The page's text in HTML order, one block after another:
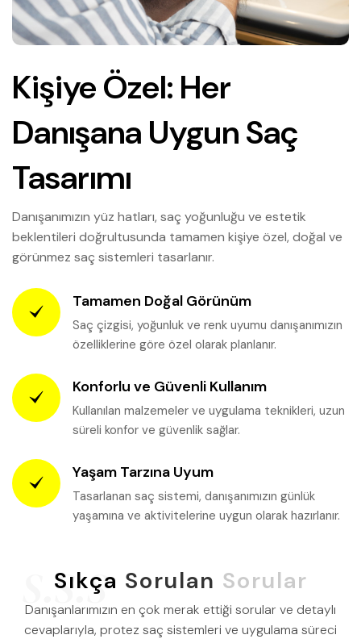
Kişiye Özel: Her
Danışana Uygun Saç
Tasarımı
Danışanımızın yüz hatları, saç yoğunluğu ve estetik
beklentileri doğrultusunda tamamen kişiye özel, doğal ve
görünmez saç sistemleri tasarlanır.
Tamamen Doğal Görünüm
Saç çizgisi, yoğunluk ve renk uyumu danışanımızın
özelliklerine göre özel olarak planlanır.
Konforlu ve Güvenli Kullanım
Kullanılan malzemeler ve uygulama teknikleri, uzun
süreli konfor ve güvenlik sağlar.
Yaşam Tarzına Uyum
Tasarlanan saç sistemi, danışanımızın günlük
yaşamına ve aktivitelerine uygun olarak hazırlanır.
Sıkça Sorulan Sorular
Danışanlarımızın en çok merak ettiği sorular ve detaylı
cevaplarıyla, protez saç sistemleri ve uygulama süreci